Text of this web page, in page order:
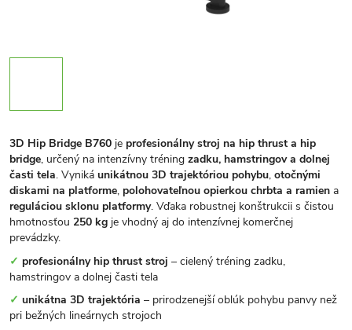
3D Hip Bridge B760 je profesionálny stroj na hip thrust a hip
bridge, určený na intenzívny tréning zadku, hamstringov a dolnej
časti tela. Vyniká unikátnou 3D trajektóriou pohybu, otočnými
diskami na platforme, polohovateľnou opierkou chrbta a ramien a
reguláciou sklonu platformy. Vďaka robustnej konštrukcii s čistou
hmotnosťou 250 kg je vhodný aj do intenzívnej komerčnej
prevádzky.
✓ profesionálny hip thrust stroj – cielený tréning zadku,
hamstringov a dolnej časti tela
✓ unikátna 3D trajektória – prirodzenejší oblúk pohybu panvy než
pri bežných lineárnych strojoch